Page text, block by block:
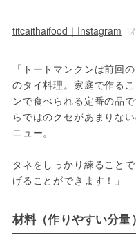
titcaithaifood｜Instagram
「トートマンクンは前回
のタイ料理。家庭で作る
ンで食べられる定番の品
らではのクセがあまりな
ニュー。
タネをしっかり練ること
げることができます！」
材料（作りやすい分量）